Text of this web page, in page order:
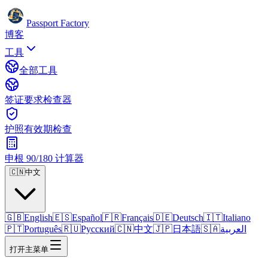
Passport Factory
博客
工具
全部工具
签证要求检查器
护照有效期检查
申根 90/180 计算器
🇨🇳中文
🇬🇧English🇪🇸Español🇫🇷Français🇩🇪Deutsch🇮🇹Italiano
🇵🇹Português🇷🇺Русский🇨🇳中文🇯🇵日本語🇸🇦العربية
打开主菜单